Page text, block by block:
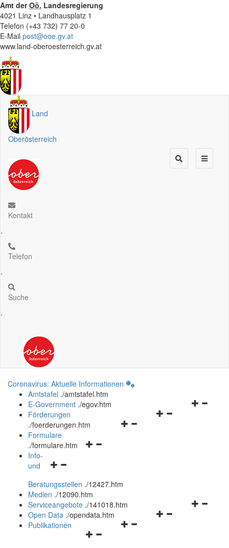
Amt derOö. Landesregierung
4021 Linz • Landhausplatz 1
Telefon (+43 732) 77 20-0
E-Mail post@ooe.gv.at
www.land-oberoesterreich.gv.at
Land
Oberösterreich
Kontakt
.
Telefon
.
Suche
.
Coronavirus: Aktuelle Informationen
Amtstafel ./amtstafel.htm
Navigationsmenü
E-Government ./egov.htm
Navigationsmenü
Förderungen
./foerderungen.htm
Navigationsmenü
Formulare
./formulare.htm
Navigationsmenü
und
schließen
Info-
und
Beratungsstellen ./12427.htm
Medien ./12090.htm
Navigationsmenü
Serviceangebote ./141018.htm
Navigationsmenü
Open Data ./opendata.htm
Navigationsmenü
Publikationen